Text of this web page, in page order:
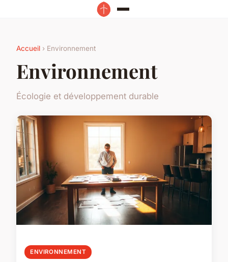
Accueil › Environnement
Environnement
Écologie et développement durable
ENVIRONNEMENT